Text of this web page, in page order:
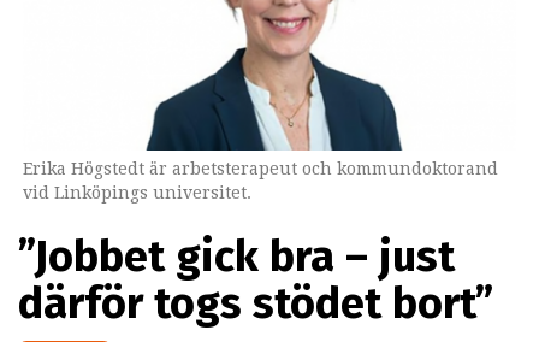
Erika Högstedt är arbetsterapeut och kommundoktorand
vid Linköpings universitet.
”Jobbet gick bra – just
därför togs stödet bort”